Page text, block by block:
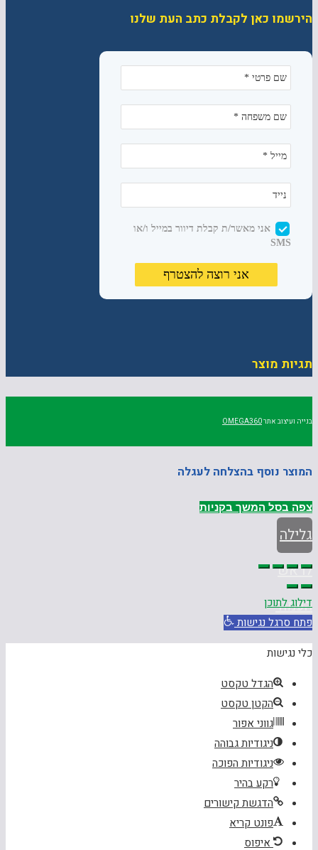
הירשמו כאן לקבלת כתב העת שלנו
תגיות מוצר
בנייה ועיצוב אתרOMEGA360
המוצר נוסף בהצלחה לעגלה
צפה בסל המשך בקניות
גלילה
לראש
העמוד
דילוג לתוכן
פתח סרגל נגישות
כלי נגישות
הגדל טקסט
הקטן טקסט
גווני אפור
ניגודיות גבוהה
ניגודיות הפוכה
רקע בהיר
הדגשת קישורים
פונט קריא
איפוס